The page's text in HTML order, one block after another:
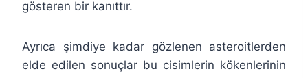
gösteren bir kanıttır.
Ayrıca şimdiye kadar gözlenen asteroitlerden
elde edilen sonuçlar bu cisimlerin kökenlerinin